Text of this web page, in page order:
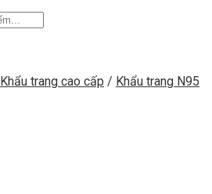
Khẩu trang cao cấp / Khẩu trang N95